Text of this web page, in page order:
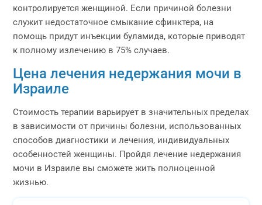
контролируется женщиной. Если причиной болезни
служит недостаточное смыкание сфинктера, на
помощь придут инъекции буламида, которые приводят
к полному излечению в 75% случаев.
Цена лечения недержания мочи в
Израиле
Стоимость терапии варьирует в значительных пределах
в зависимости от причины болезни, использованных
способов диагностики и лечения, индивидуальных
особенностей женщины. Пройдя лечение недержания
мочи в Израиле вы сможете жить полноценной
жизнью.